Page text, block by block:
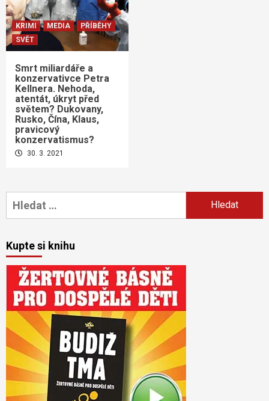
KRIMI MEDIA
PŘÍBĚHY
SVĚT
Smrt miliardáře a
konzervativce Petra
Kellnera. Nehoda,
atentát, úkryt před
světem? Dukovany,
Rusko, Čína, Klaus,
pravicový
konzervatismus?
30. 3. 2021
Vyhledávání
Kupte si knihu